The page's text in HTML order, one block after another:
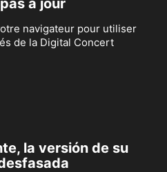
à jour
navigateur pour utiliser
de la Digital Concert
la versión de su